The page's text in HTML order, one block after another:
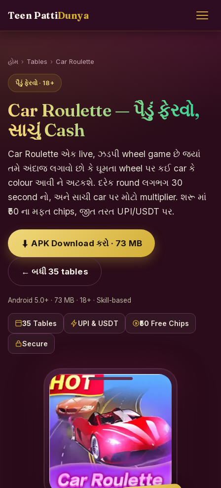
Teen PattiDunya
હોમ › Tables › Car Roulette
પૈડું ફેરવો · 18+
Car Roulette — પૈડું ફેરવો,
સાચું Cash
Car Roulette એક live, ઝડપી wheel game છે જ્યાં
તમે અંદાજ લગાવો છો કે ઘૂમતા wheel પર કઈ car કે
colour આવી ને અટકશે. દરેક round લગભગ 30
second નો, અને સાચી car પર મોટો multiplier. શરૂ માં
₹50 ના મફત chips, જીત તરત UPI/USDT પર.
⬇ APK Download કરો · 73 MB
← બધી 35 tables
Android 5.0+ · 73 MB · 18+ · Skill-based
35 Tables UPI & USDT ₹50 Free Chips
Secure